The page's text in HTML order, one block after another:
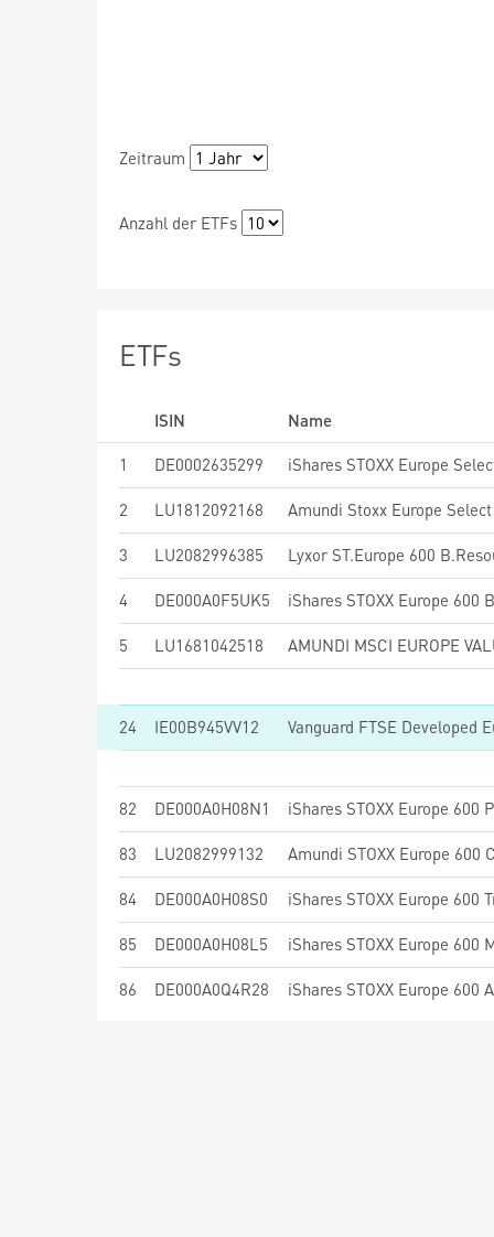
Zeitraum
Anzahl der ETFs
ETFs
ISIN
Name
1
DE0002635299 iShares STOXX Europe
2 LU1812092168
3 LU2082996385 Lyxor ST.Europe 600
4 DE000A0F5UK5
5 LU1681042518 AMUNDI MSCI EUROPE
24 IE00B945VV12
82 DE000A0H08N1
83 LU2082999132
84 DE000A0H08S0
85 DE000A0H08L5 iShares STOXX Europe 600
86 DE000A0Q4R28